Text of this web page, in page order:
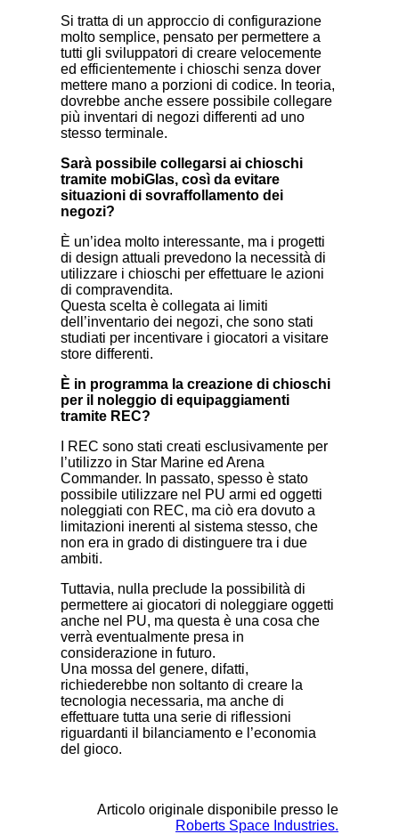
Si tratta di un approccio di configurazione
molto semplice, pensato per permettere a
tutti gli sviluppatori di creare velocemente
ed efficientemente i chioschi senza dover
mettere mano a porzioni di codice. In teoria,
dovrebbe anche essere possibile collegare
più inventari di negozi differenti ad uno
stesso terminale.
Sarà possibile collegarsi ai chioschi
tramite mobiGlas, così da evitare
situazioni di sovraffollamento dei
negozi?
È un’idea molto interessante, ma i progetti
di design attuali prevedono la necessità di
utilizzare i chioschi per effettuare le azioni
di compravendita.
Questa scelta è collegata ai limiti
dell’inventario dei negozi, che sono stati
studiati per incentivare i giocatori a visitare
store differenti.
È in programma la creazione di chioschi
per il noleggio di equipaggiamenti
tramite REC?
I REC sono stati creati esclusivamente per
l’utilizzo in Star Marine ed Arena
Commander. In passato, spesso è stato
possibile utilizzare nel PU armi ed oggetti
noleggiati con REC, ma ciò era dovuto a
limitazioni inerenti al sistema stesso, che
non era in grado di distinguere tra i due
ambiti.
Tuttavia, nulla preclude la possibilità di
permettere ai giocatori di noleggiare oggetti
anche nel PU, ma questa è una cosa che
verrà eventualmente presa in
considerazione in futuro.
Una mossa del genere, difatti,
richiederebbe non soltanto di creare la
tecnologia necessaria, ma anche di
effettuare tutta una serie di riflessioni
riguardanti il bilanciamento e l’economia
del gioco.
Articolo originale disponibile presso le
Roberts Space Industries.